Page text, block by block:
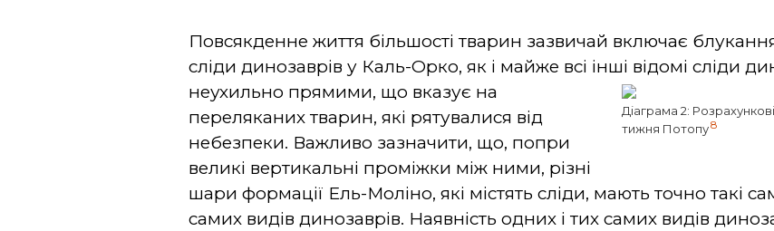
Повсякденне життя більшості тварин зазвичай включає
сліди динозаврів у Каль-Орко, як і майже всі інші відомі сліди
неухильно прямими,
Діаграма 2:
тижня Потопу8
що вказує на
переляканих тварин, які рятувалися від
небезпеки. Важливо зазначити, що, попри
великі вертикальні проміжки між ними, різні
шари формації Ель-Моліно, які містять сліди, мають точно такі
самих видів динозаврів. Наявність одних і тих самих видів